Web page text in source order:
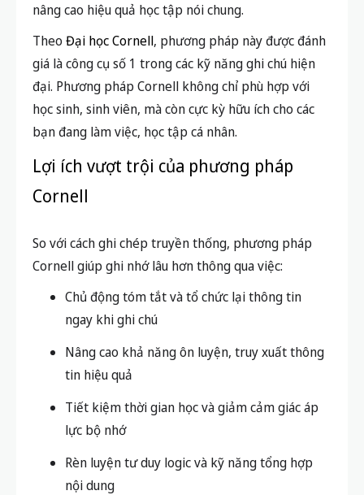
nâng cao hiệu quả học tập nói chung.
TheoĐại học Cornell, phương pháp này được đánh
giá là công cụ số 1 trong các kỹ năng ghi chú hiện
đại. Phương pháp Cornell không chỉ phù hợp với
học sinh, sinh viên, mà còn cực kỳ hữu ích cho các
bạn đang làm việc, học tập cá nhân.
Lợi ích vượt trội của phương pháp
Cornell
So với cách ghi chép truyền thống, phương pháp
Cornell giúp ghi nhớ lâu hơn thông qua việc:
Chủ động tóm tắt và tổ chức lại thông tin
ngay khi ghi chú
Nâng cao khả năng ôn luyện, truy xuất thông
tin hiệu quả
Tiết kiệm thời gian học và giảm cảm giác áp
lực bộ nhớ
Rèn luyện tư duy logic và kỹ năng tổng hợp
nội dung